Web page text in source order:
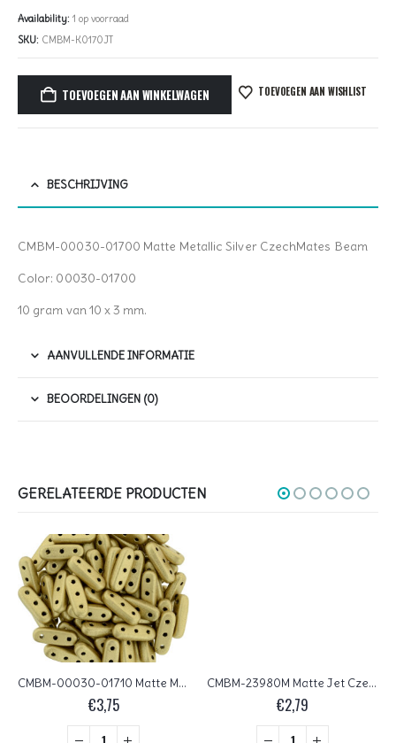
Availability: 1 op voorraad
SKU: CMBM-K0170JT
TOEVOEGEN AAN WINKELWAGEN TOEVOEGEN AAN WISHLIST
BESCHRIJVING
CMBM-00030-01700 Matte Metallic Silver CzechMates Beam
Color: 00030-01700
10 gram van 10 x 3 mm.
AANVULLENDE INFORMATIE
BEOORDELINGEN (0)
GERELATEERDE PRODUCTEN
CMBM-00030-01710 Matte Metallic Flax CzechMates Beam 10 gram
€3,75
CMBM-23980M Matte Jet CzechMates Beam 10 gram
€2,79